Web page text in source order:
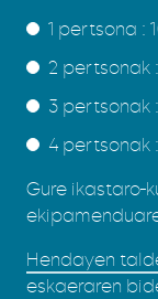
1 pertsona :
2 pertsonak
3 pertsonak
4 pertsonak
Gure ikastaro-
Hendayen
eskaeraren